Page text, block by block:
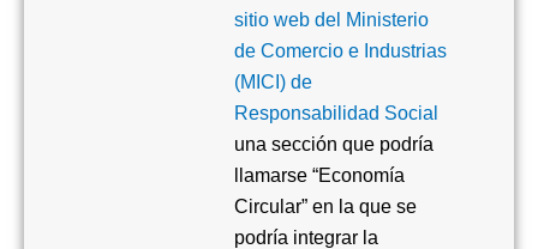
sitio web del Ministerio
de Comercio e Industrias
(MICI) de
Responsabilidad Social
una sección que podría
llamarse “Economía
Circular” en la que se
podría integrar la